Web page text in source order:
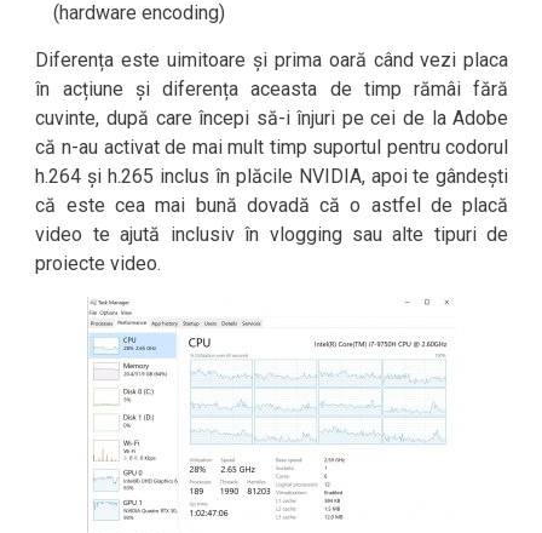
(hardware encoding)
Diferența este uimitoare și prima oară când vezi placa
în acțiune și diferența aceasta de timp rămâi fără
cuvinte, după care începi să-i înjuri pe cei de la Adobe
că n-au activat de mai mult timp suportul pentru codorul
h.264 și h.265 inclus în plăcile NVIDIA, apoi te gândești
că este cea mai bună dovadă că o astfel de placă
video te ajută inclusiv în vlogging sau alte tipuri de
proiecte video.